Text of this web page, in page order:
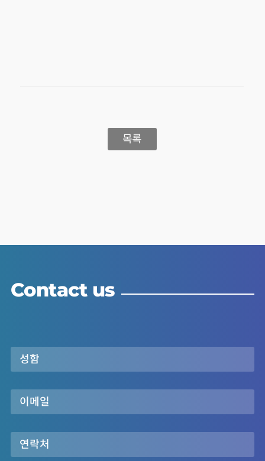
목록
Contact us